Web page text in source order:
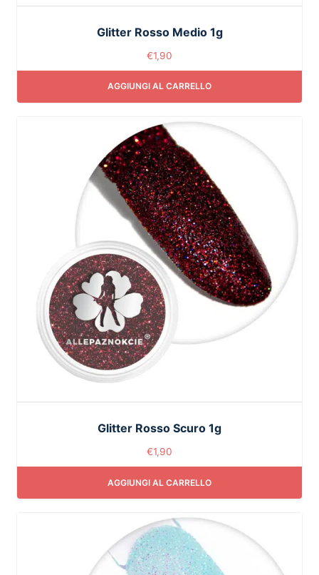
Glitter Rosso Medio 1g
€1,90
AGGIUNGI AL CARRELLO
Glitter Rosso Scuro 1g
€1,90
AGGIUNGI AL CARRELLO